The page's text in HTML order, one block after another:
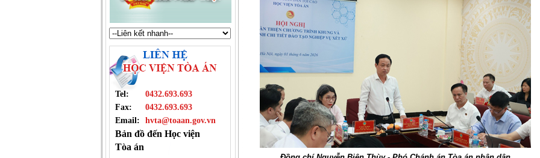
Tel:
0432.693.693
Fax:
0432.693.693
Email:
hvta@toaan.gov.vn
Bản đồ đến Học viện
Tòa án